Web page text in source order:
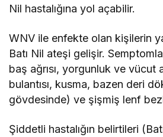
Nil hastalığına yol açabilir.
WNV ile enfekte olan kişilerin
Batı Nil ateşi gelişir.
baş ağrısı, yorgunluk ve vücut
bulantısı, kusma, bazen deri
gövdesinde) ve şişmiş lenf
Şiddetli hastalığın belirtileri